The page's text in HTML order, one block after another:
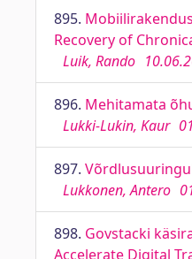
895.
Recovery of
Luik, Rando
896. Mehitamata
Lukki-Lukin, Kaur
897.
Lukkonen, Antero
898. Govstacki
Accelerate Digital